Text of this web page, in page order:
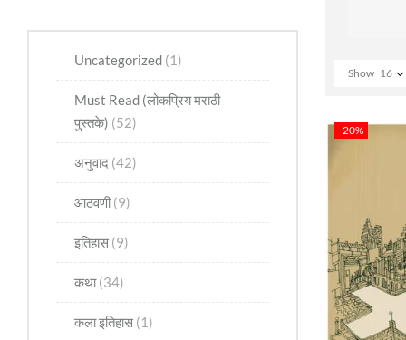
Uncategorized (1)
Must Read (लोकप्रिय मराठी
पुस्तके) (52)
अनुवाद (42)
आठवणी(9)
इतिहास (9)
कथा(34)
कला इतिहास (1)
Show 16
-20%